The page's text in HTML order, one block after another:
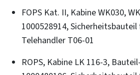
FOPS Kat. II, Kabine WK030,
1000528914,
Telehandler T06-01
ROPS, Kabine LK 116-3,